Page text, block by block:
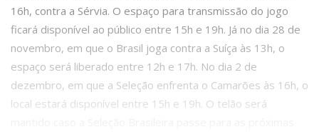
16h, contra a Sérvia. O espaço para transmissão do jogo
ficará disponível ao público entre 15h e 19h. Já no dia 28 de
novembro, em que o Brasil joga contra a Suíça às 13h, o
espaço será liberado entre 12h e 17h. No dia 2 de
dezembro, em que a Seleção enfrenta o Camarões às 16h, o
local estará disponível entre 15h e 19h. O telão será